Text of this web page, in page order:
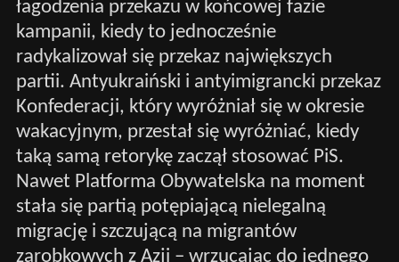
łagodzenia przekazu w końcowej fazie
kampanii, kiedy to jednocześnie
radykalizował się przekaz największych
partii. Antyukraiński i antyimigrancki przekaz
Konfederacji, który wyróżniał się w okresie
wakacyjnym, przestał się wyróżniać, kiedy
taką samą retorykę zaczął stosować PiS.
Nawet Platforma Obywatelska na moment
stała się partią potępiającą nielegalną
migrację i szczującą na migrantów
zarobkowych z Azji – wrzucając do jednego